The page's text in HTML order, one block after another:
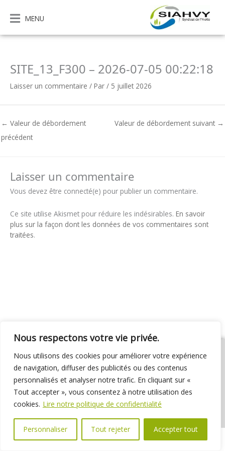
Nous respectons votre vie privée.
Nous utilisons des cookies pour améliorer votre expérience
de navigation, diffuser des publicités ou des contenus
personnalisés et analyser notre trafic. En cliquant sur «
Tout accepter », vous consentez à notre utilisation des
cookies. Lire notre politique de confidentialité
Personnaliser Tout rejeter Accepter tout
contenu
MENU
SITE_13_F300 – 2026-07-05 00:22:18
Laisser un commentaire / Par / 5 juillet 2026
← Valeur de débordement
précédent
Valeur de débordement suivant →
Laisser un commentaire
Vous devez être connecté(e) pour publier un commentaire.
Ce site utilise Akismet pour réduire les indésirables. En savoir
plus sur la façon dont les données de vos commentaires sont
traitées.
01 69 31 72 10 01 69 31 37 31
Nous contacter
Espace élus
Marchés publics Délibérations